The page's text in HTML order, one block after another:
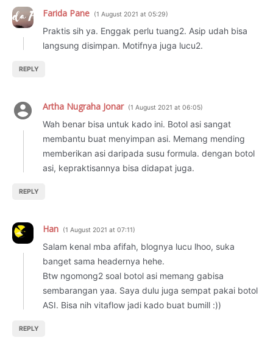
Farida Pane 1 August 2021 at 05:29
Praktis sih ya. Enggak perlu tuang2. Asip udah bisa
langsung disimpan. Motifnya juga lucu2.
REPLY
Artha Nugraha Jonar 1 August 2021 at 06:05
Wah benar bisa untuk kado ini. Botol asi sangat
membantu buat menyimpan asi. Memang mending
memberikan asi daripada susu formula. dengan botol
asi, kepraktisannya bisa didapat juga.
REPLY
Han 1 August 2021 at 07:11
Salam kenal mba afifah, blognya lucu lhoo, suka
banget sama headernya hehe.
Btw ngomong2 soal botol asi memang gabisa
sembarangan yaa. Saya dulu juga sempat pakai botol
ASI. Bisa nih vitaflow jadi kado buat bumill :))
REPLY